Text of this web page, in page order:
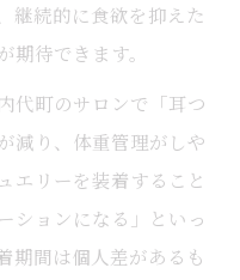
継続的に食欲を抑えた
期待できます。
代町のサロンで「耳つ
減り、体重管理がしや
エリーを装着すること
ションになる」といっ
期間は個人差があるも